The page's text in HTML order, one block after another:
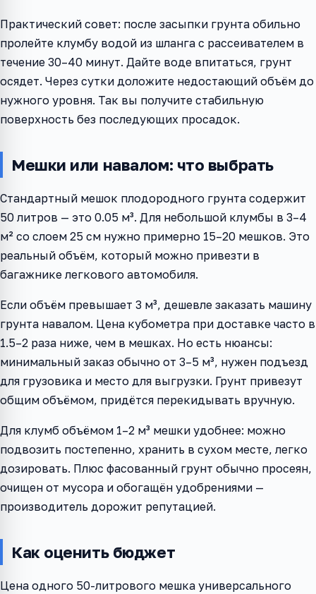
Практический совет: после засыпки грунта обильно
пролейте клумбу водой из шланга с рассеивателем в
течение 30–40 минут. Дайте воде впитаться, грунт
осядет. Через сутки доложите недостающий объём до
нужного уровня. Так вы получите стабильную
поверхность без последующих просадок.
Мешки или навалом: что выбрать
Стандартный мешок плодородного грунта содержит
50 литров — это 0.05 м³. Для небольшой клумбы в 3–4
м² со слоем 25 см нужно примерно 15–20 мешков. Это
реальный объём, который можно привезти в
багажнике легкового автомобиля.
Если объём превышает 3 м³, дешевле заказать машину
грунта навалом. Цена кубометра при доставке часто в
1.5–2 раза ниже, чем в мешках. Но есть нюансы:
минимальный заказ обычно от 3–5 м³, нужен подъезд
для грузовика и место для выгрузки. Грунт привезут
общим объёмом, придётся перекидывать вручную.
Для клумб объёмом 1–2 м³ мешки удобнее: можно
подвозить постепенно, хранить в сухом месте, легко
дозировать. Плюс фасованный грунт обычно просеян,
очищен от мусора и обогащён удобрениями —
производитель дорожит репутацией.
Как оценить бюджет
Цена одного 50-литрового мешка универсального